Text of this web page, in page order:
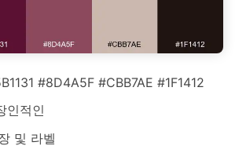
#8D4A5F #CBB7AE #1F1412
인적인
및 라벨